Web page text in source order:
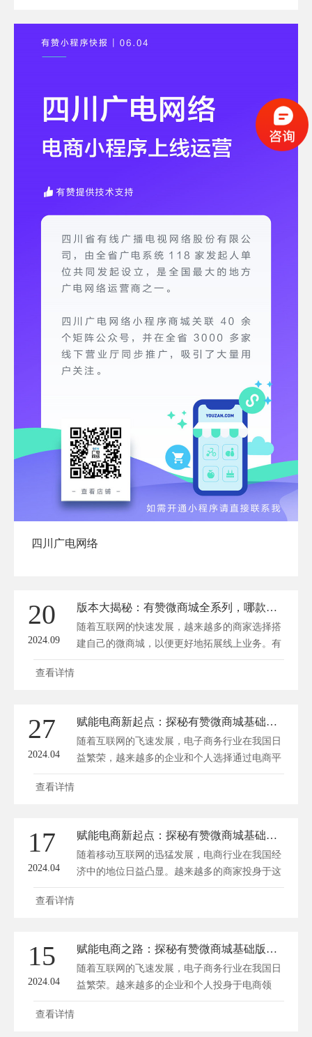
四川广电网络
20
2024.09
版本大揭秘：有赞微商城全系列，哪款更适合你？
随着互联网的快速发展，越来越多的商家选择搭
建自己的微商城，以便更好地拓展线上业务。有
赞作为国内领先的微商城解决方案提供商，为广
有赞微商城基础版 基础版是有赞微商城的入门
级产品，适合刚开始...
查看详情
27
2024.04
赋能电商新起点：探秘有赞微商城基础版的无限可能
随着互联网的飞速发展，电子商务行业在我国日
益繁荣，越来越多的企业和个人选择通过电商平
台拓宽销售渠道。作为国内领先的智能商业服务
程序开发将为您探秘有赞微商城基础版的无限可
能，助力电商新起点...
查看详情
17
2024.04
赋能电商新起点：探秘有赞微商城基础版的核心优势
随着移动互联网的迅猛发展，电商行业在我国经
济中的地位日益凸显。越来越多的商家投身于这
片蓝海，试图在激烈的市场竞争中分得一杯羹。
洁、高效、易用的电商解决方案。方维网络将为
您探秘有赞微商城基...
查看详情
15
2024.04
赋能电商之路：探秘有赞微商城基础版的流量变现秘籍
随着互联网的飞速发展，电子商务行业在我国日
益繁荣。越来越多的企业和个人投身于电商领
域，试图在这片蓝海中分得一杯羹。然而，在激
查看详情